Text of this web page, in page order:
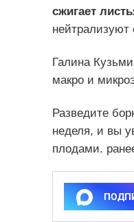
сжигает
нейтрализуют
Галина
макро и
Разведите
неделя, и вы
плодами.